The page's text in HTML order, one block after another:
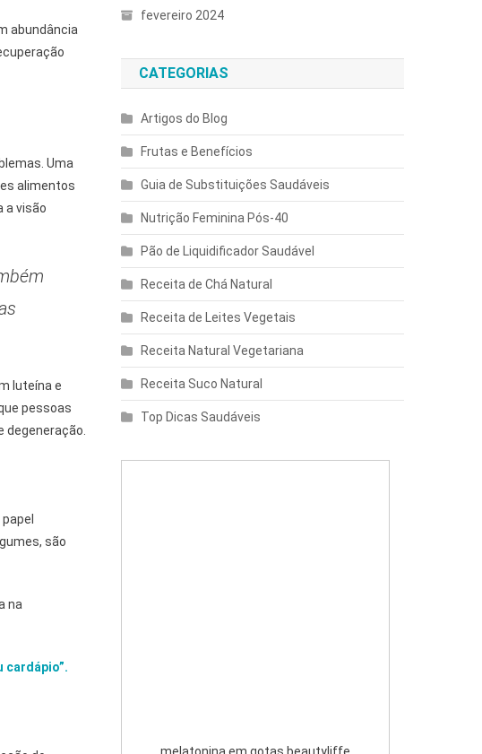
abundância
Uma
alimentos
a visão
luteína e
pessoas
são
na
cardápio”.
fevereiro 2024
CATEGORIAS
Artigos do Blog
Frutas e Benefícios
Guia de Substituições Saudáveis
Nutrição Feminina Pós-40
Pão de Liquidificador Saudável
Receita de Chá Natural
Receita de Leites Vegetais
Receita Natural Vegetariana
Receita Suco Natural
Top Dicas Saudáveis
melatonina em gotas beautyliffe